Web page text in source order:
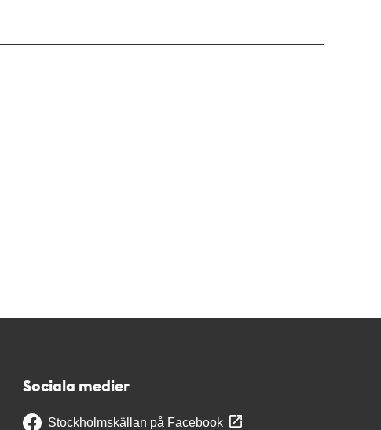
Sociala medier
Stockholmskällan på Facebook